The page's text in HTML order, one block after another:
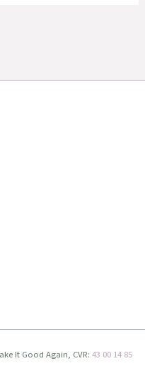
It Good Again, CVR: 43 00 14 85